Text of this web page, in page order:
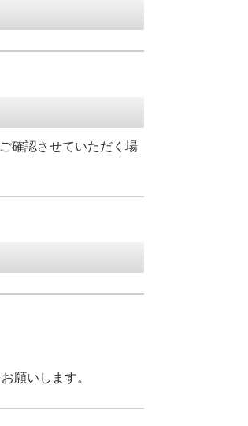
確認させていただく場
願いします。